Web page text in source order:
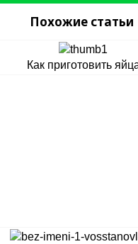
Похожие статьи
Как приготовить